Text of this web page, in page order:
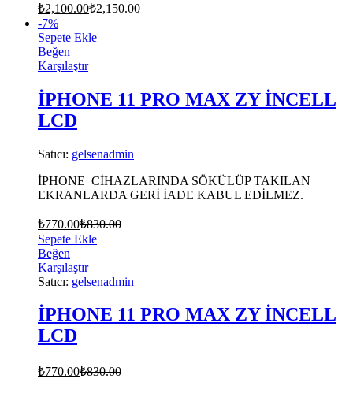
₺2,100.00₺2,150.00
-7%
Sepete Ekle
Beğen
Karşılaştır
İPHONE 11 PRO MAX ZY İNCELL
LCD
Satıcı: gelsenadmin
İPHONE CİHAZLARINDA SÖKÜLÜP TAKILAN
EKRANLARDA GERİ İADE KABUL EDİLMEZ.
₺770.00₺830.00
Sepete Ekle
Beğen
Karşılaştır
Satıcı: gelsenadmin
İPHONE 11 PRO MAX ZY İNCELL
LCD
₺770.00₺830.00